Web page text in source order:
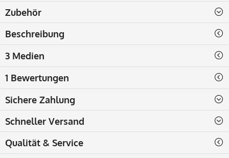
Zubehör
Beschreibung
3 Medien
1 Bewertungen
Sichere Zahlung
Schneller Versand
Qualität & Service